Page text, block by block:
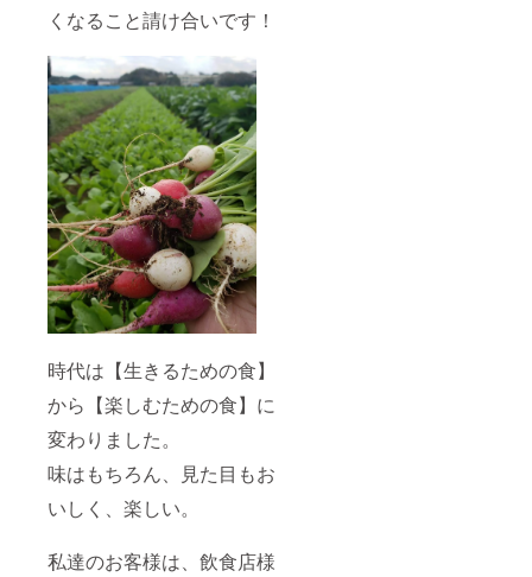
くなること請け合いです！
時代は【生きるための食】
から【楽しむための食】に
変わりました。
味はもちろん、見た目もお
いしく、楽しい。
私達のお客様は、飲食店様